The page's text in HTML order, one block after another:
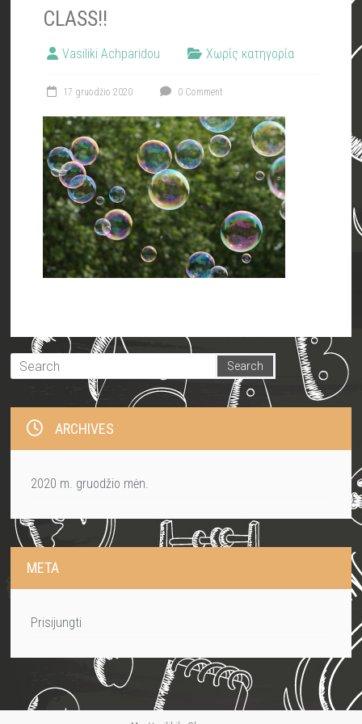
CLASS!!
Vasiliki Achparidou Χωρίς κατηγορία
17 gruodžio 2020 0 Comment
ARCHIVES
2020 m. gruodžio mėn.
META
Prisijungti